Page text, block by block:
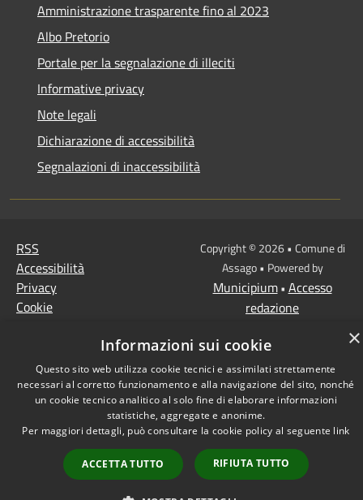
Amministrazione trasparente fino al 2023
Albo Pretorio
Portale per la segnalazione di illeciti
Informative privacy
Note legali
Dichiarazione di accessibilità
Segnalazioni di inaccessibilità
RSS
Accessibilità
Privacy
Cookie
Copyright © 2026 • Comune di
Assago • Powered by
Municipium• Accesso
redazione
×
Informazioni sui cookie
Questo sito web utilizza cookie tecnici e assimilati strettamente
necessari al corretto funzionamento e alla navigazione del sito, nonché
un cookie tecnico analitico al solo fine di elaborare informazioni
statistiche, aggregate e anonime.
Per maggiori dettagli, può consultare la cookie policy al seguente link
ACCETTA TUTTO RIFIUTA TUTTO